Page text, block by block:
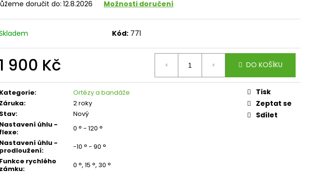
doručit do: 12.8.2026 Možnosti doručení
Kód: 771
1 900 Kč DO KOŠÍKU
Kategorie:
Ortézy a bandáže
Záruka:
2 roky
Stav:
Nový
Nastavení úhlu -
flexe:
0 ° - 120 °
Nastavení úhlu -
prodloužení:
-10 ° - 90 °
Funkce rychlého
zámku:
0 °, 15 °, 30 °
Tisk
Zeptat se
Sdílet